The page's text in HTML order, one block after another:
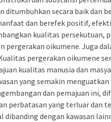
ditumbuhkan secara baik dan
dan berefek positif,
kualitas persekutuan,
pergerakan oikumene. Juga
pergerakan oikumene
kualitas manusia dan
yang semakin menguatkan
dan pemajuan ini,
perbatasan yang terluar dan
dengan kawasan